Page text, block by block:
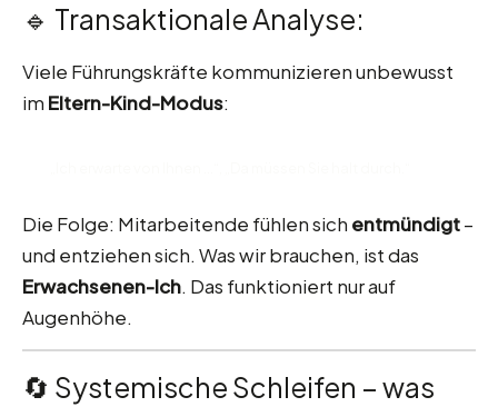
🔹 Transaktionale Analyse:
Viele Führungskräfte kommunizieren unbewusst
im Eltern-Kind-Modus:
Die Folge: Mitarbeitende fühlen sich entmündigt–
und entziehen sich. Was wir brauchen, ist das
Erwachsenen-Ich. Das funktioniert nur auf
Augenhöhe.
🔄 Systemische Schleifen – was